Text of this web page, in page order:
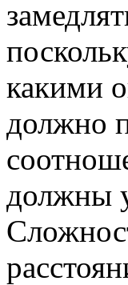
какими
должно
должны